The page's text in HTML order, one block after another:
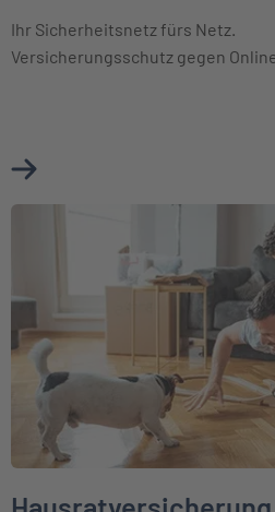
Ihr Sicherheitsnetz fürs Netz.
Versicherungsschutz gegen
Mehr über Cyberversicherung